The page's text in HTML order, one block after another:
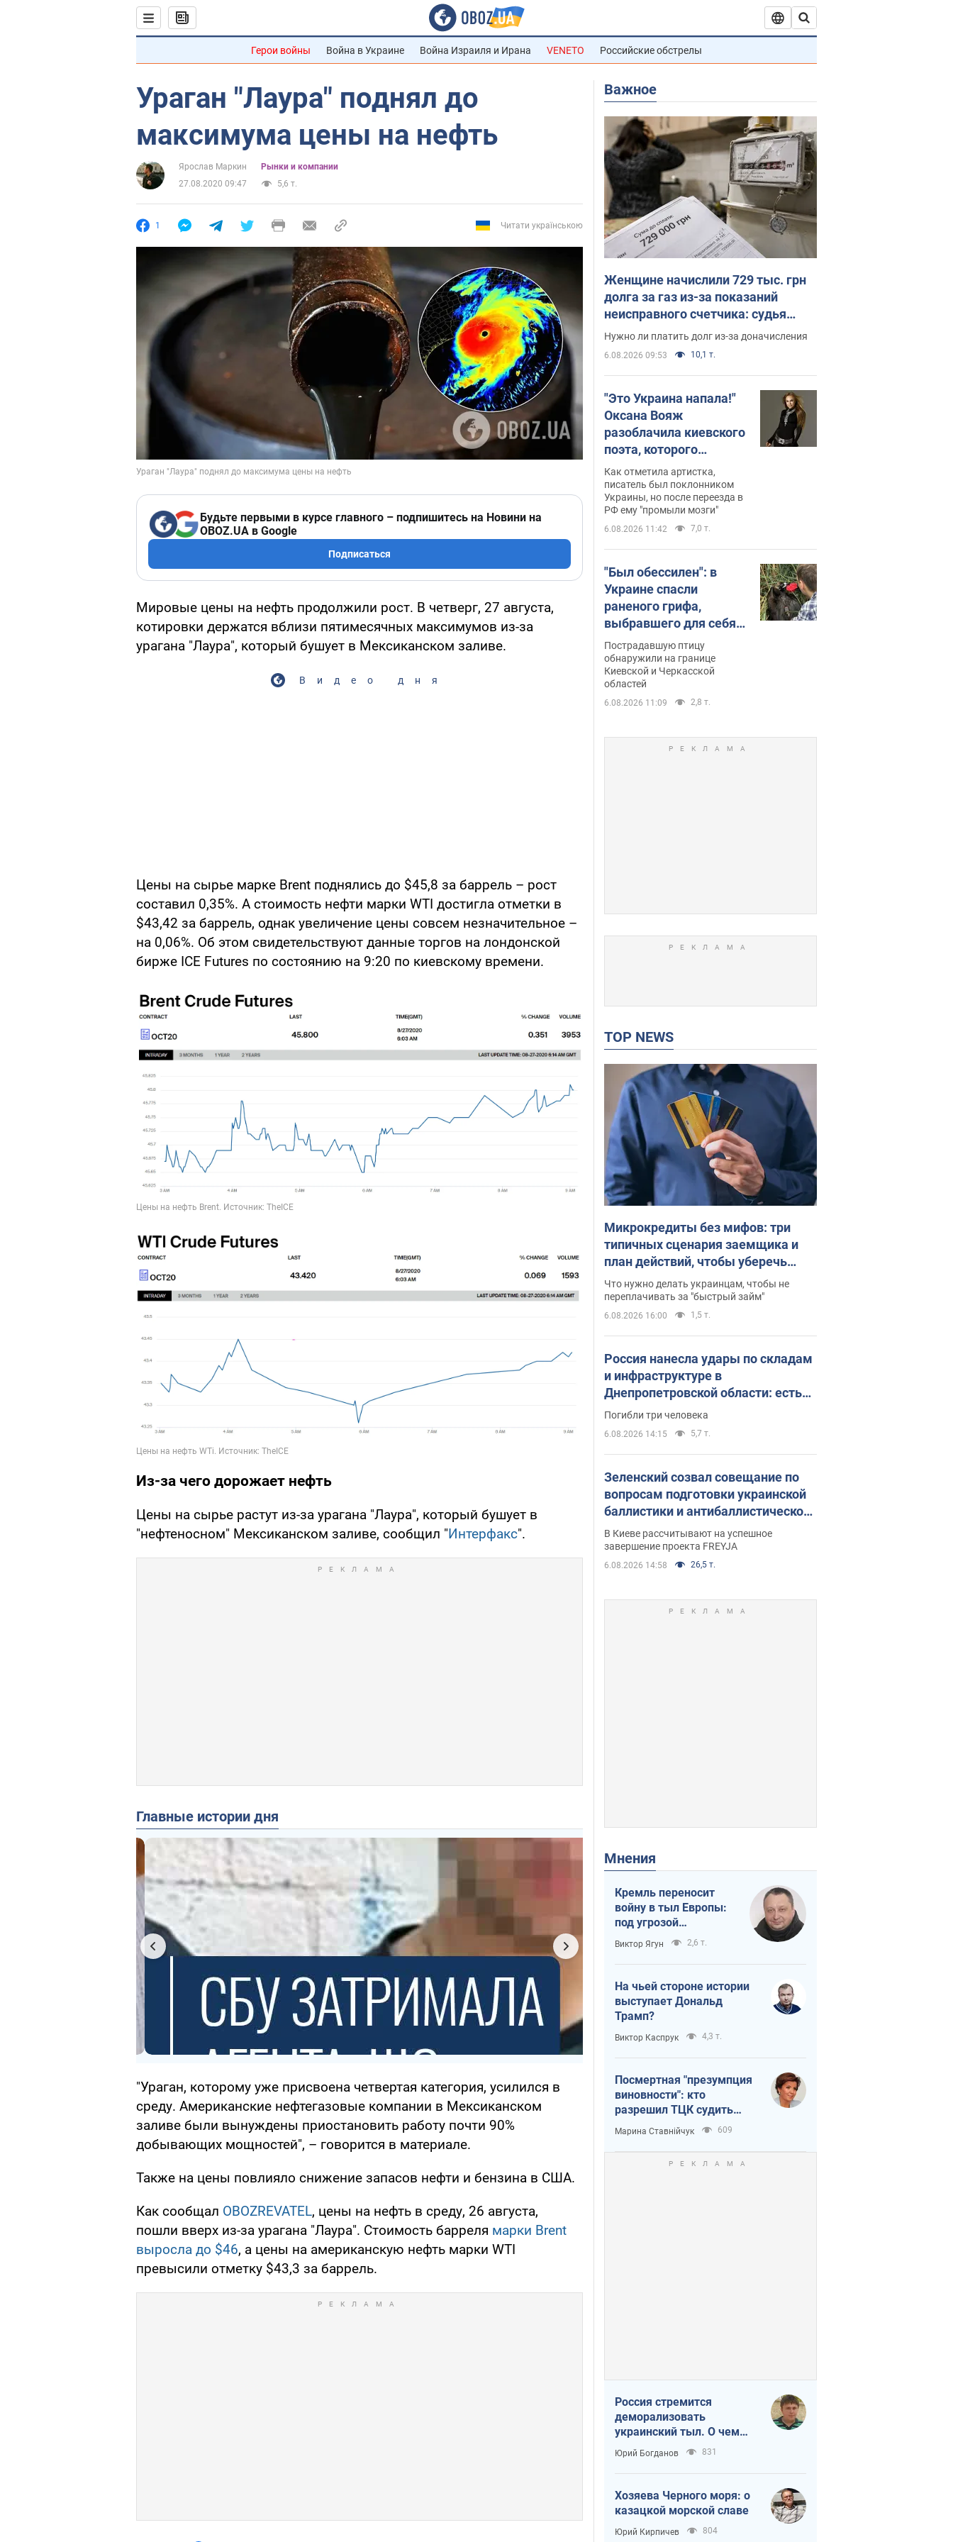
Герои войны Война в Украине Война Израиля и Ирана VENETO Российские обстрелы
Ураган "Лаура" поднял до
максимума цены на нефть
Ярослав Маркин
Рынки и компании
27.08.2020 09:47
5,6 т.
1 Читати українською
Будьте первыми в курсе главного – подпишитесь на Новини на
OBOZ.UA в Google
Подписаться
Мировые цены на нефть продолжили рост. В четверг, 27 августа,
котировки держатся вблизи пятимесячных максимумов из-за
урагана "Лаура", который бушует в Мексиканском заливе.
Видео дня
Цены на сырье марке Brent поднялись до $45,8 за баррель – рост
составил 0,35%. А стоимость нефти марки WTI достигла отметки в
$43,42 за баррель, однак увеличение цены совсем незначительное –
на 0,06%. Об этом свидетельствуют данные торгов на лондонской
бирже ICE Futures по состоянию на 9:20 по киевскому времени.
Из-за чего дорожает нефть
Цены на сырье растут из-за урагана "Лаура", который бушует в
"нефтеносном" Мексиканском заливе, сообщил "Интерфакс".
Главные истории дня
"Ураган, которому уже присвоена четвертая категория, усилился в
среду. Американские нефтегазовые компании в Мексиканском
заливе были вынуждены приостановить работу почти 90%
добывающих мощностей", – говорится в материале.
Также на цены повлияло снижение запасов нефти и бензина в США.
Как сообщал OBOZREVATEL, цены на нефть в среду, 26 августа,
пошли вверх из-за урагана "Лаура". Стоимость барреля марки Brent
выросла до $46, а цены на американскую нефть марки WTI
превысили отметку $43,3 за баррель.
Важное
Женщине начислили 729 тыс. грн
долга за газ из-за показаний
неисправного счетчика: судья
вынес неожиданное решение
Нужно ли платить долг из-за доначисления
6.08.2026 09:53 10,1 т.
"Это Украина напала!"
Оксана Вояж
разоблачила киевского
поэта, которого
"зазомбировали": он
даже русского не знал,
а теперь хочет
геноцида украинцев
Как отметила артистка,
писатель был поклонником
Украины, но после переезда в
РФ ему "промыли мозги"
6.08.2026 11:42 7,0 т.
"Был обессилен": в
Украине спасли
раненого грифа,
выбравшего для себя
нетипичный маршрут.
Фото
Пострадавшую птицу
обнаружили на границе
Киевской и Черкасской
областей
6.08.2026 11:09 2,8 т.
TOP NEWS
Микрокредиты без мифов: три
типичных сценария заемщика и
план действий, чтобы уберечь
свои деньги
Что нужно делать украинцам, чтобы не
переплачивать за "быстрый займ"
6.08.2026 16:00 1,5 т.
Россия нанесла удары по складам
и инфраструктуре в
Днепропетровской области: есть
погибшие и раненые. Фото
Погибли три человека
6.08.2026 14:15 5,7 т.
Зеленский созвал совещание по
вопросам подготовки украинской
баллистики и антибаллистической
программы FREYJA: какие
решения готовятся
В Киеве рассчитывают на успешное
завершение проекта FREYJA
6.08.2026 14:58 26,5 т.
Мнения
Кремль переносит
войну в тыл Европы:
под угрозой
критическая
логистика
Виктор Ягун 2,6 т.
На чьей стороне истории
выступает Дональд
Трамп?
Виктор Каспрук 4,3 т.
Посмертная "презумпция
виновности": кто
разрешил ТЦК судить
погибших защитников
Марина Ставнійчук 609
Россия стремится
деморализовать
украинский тыл. О чем
стоит себе напомнить
Юрий Богданов 831
Хозяева Черного моря: о
казацкой морской славе
Юрий Кирпичев 804